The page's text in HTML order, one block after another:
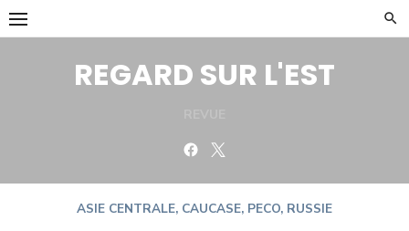
Skip
to
REGARD SUR L'EST
Facebook
ASIE CENTRALE, CAUCASE, PECO, RUSSIE